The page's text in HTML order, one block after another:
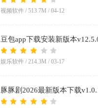
视频软件 / 513.7M / 04-12
豆包app下载安装新版本
娱乐软件 / 214.3M / 03-17
豚豚剧2026最新版本下载